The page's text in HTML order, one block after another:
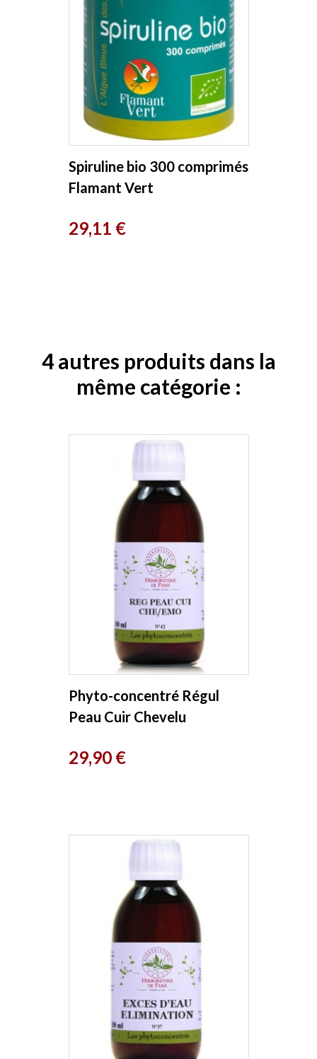
Spiruline bio 300 comprimés
Flamant Vert
Prix
29,11 €
4 autres produits dans la
même catégorie :
Phyto-concentré Régul
Peau Cuir Chevelu
Herboristerie de paris
Prix
29,90 €